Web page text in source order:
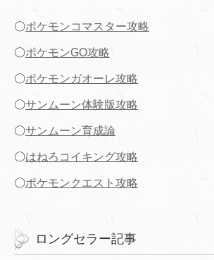
〇ポケモンコマスター攻略
〇ポケモンGO攻略
〇ポケモンガオーレ攻略
〇サンムーン体験版攻略
〇サンムーン育成論
〇はねろコイキング攻略
〇ポケモンクエスト攻略
ロングセラー記事